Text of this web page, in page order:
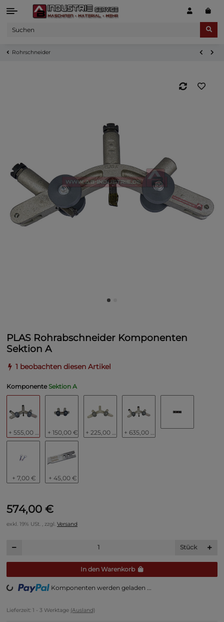
Rohrschneider
PLAS Rohrabschneider Komponenten
Sektion A
1 beobachten diesen Artikel
KomponenteSektion A
+ 150,00 €
+ 7,00 € + 45,00 €
574,00 €
exkl. 19% USt. , zzgl. Versand
Stück
In den Warenkorb
Komponenten werden geladen ...
Lieferzeit: 1 - 3 Werktage (Ausland)